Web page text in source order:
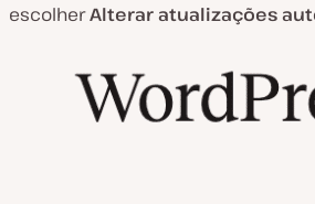
escolherAlterar atualizações